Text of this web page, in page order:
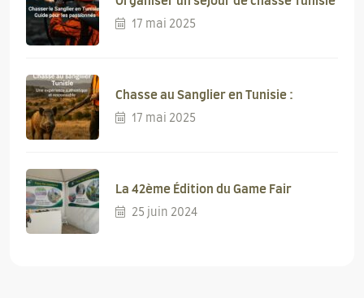
17 mai 2025
Chasse au Sanglier en Tunisie :
17 mai 2025
La 42ème Édition du Game Fair
25 juin 2024